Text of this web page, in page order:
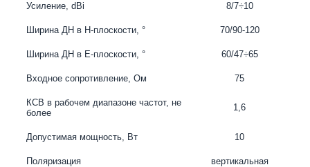
Усиление, dBi 8/7÷10
Ширина ДН в Н-плоскости, ° 70/90-120
Ширина ДН в Е-плоскости, ° 60/47÷65
Входное сопротивление, Ом 75
КСВ в рабочем диапазоне частот, не
более
1,6
Допустимая мощность, Вт 10
Поляризация вертикальная